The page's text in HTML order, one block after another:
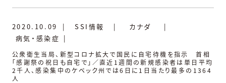
2020.10.09 | SSI情報 | カナダ
|
病気・感染症 |
公衆衛生当局、新型コロナ拡大で国民に自宅待機を指示 首相
「感謝祭の祝日も自宅で」／直近1週間の新規感染者は単日平均
2千人、感染集中のケベック州では6日に1日当たり最多の1364
人